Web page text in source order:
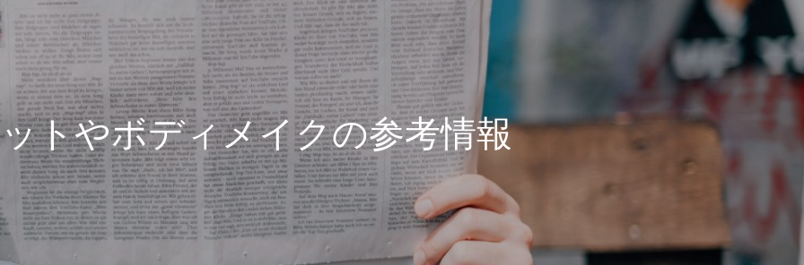
ットやボディメイクの参考情報